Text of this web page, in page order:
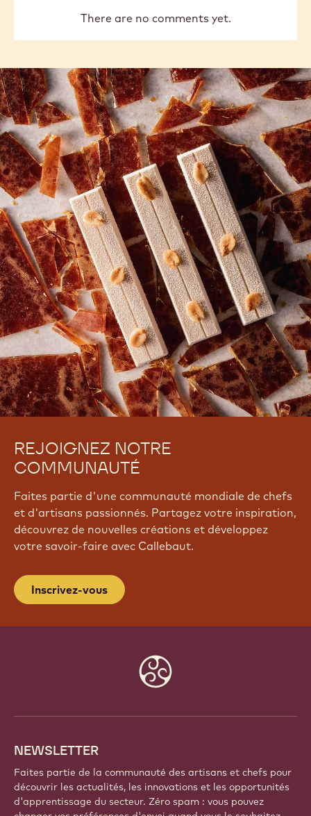
There are no comments yet.
REJOIGNEZ NOTRE
COMMUNAUTÉ
Faites partie d'une communauté mondiale de chefs
et d'artisans passionnés. Partagez votre inspiration,
découvrez de nouvelles créations et développez
votre savoir-faire avec Callebaut.
Inscrivez-vous
NEWSLETTER
Faites partie de la communauté des artisans et chefs pour
découvrir les actualités, les innovations et les opportunités
d'apprentissage du secteur. Zéro spam : vous pouvez